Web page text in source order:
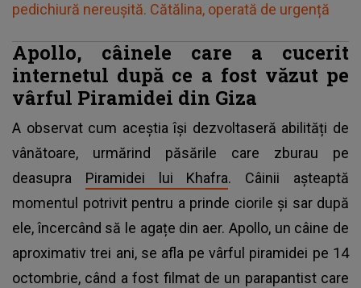
pedichiură nereușită. Cătălina, operată de urgență
Apollo, câinele care a cucerit
internetul după ce a fost văzut pe
vârful Piramidei din Giza
A observat cum aceștia își dezvoltaseră abilități de
vânătoare, urmărind păsările care zburau pe
deasupra Piramidei lui Khafra. Câinii așteaptă
momentul potrivit pentru a prinde ciorile și sar după
ele, încercând să le agațe din aer. Apollo, un câine de
aproximativ trei ani, se afla pe vârful piramidei pe 14
octombrie, când a fost filmat de un parapantist care